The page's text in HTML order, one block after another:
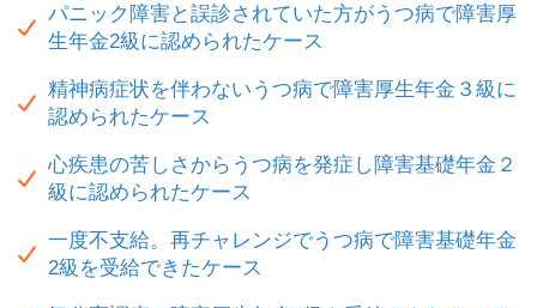
パニック障害と誤診されていた方がうつ病で障害厚
生年金2級に認められたケース
精神病症状を伴わないうつ病で障害厚生年金３級に
認められたケース
心疾患の苦しさからうつ病を発症し障害基礎年金２
級に認められたケース
一度不支給。再チャレンジでうつ病で障害基礎年金
2級を受給できたケース